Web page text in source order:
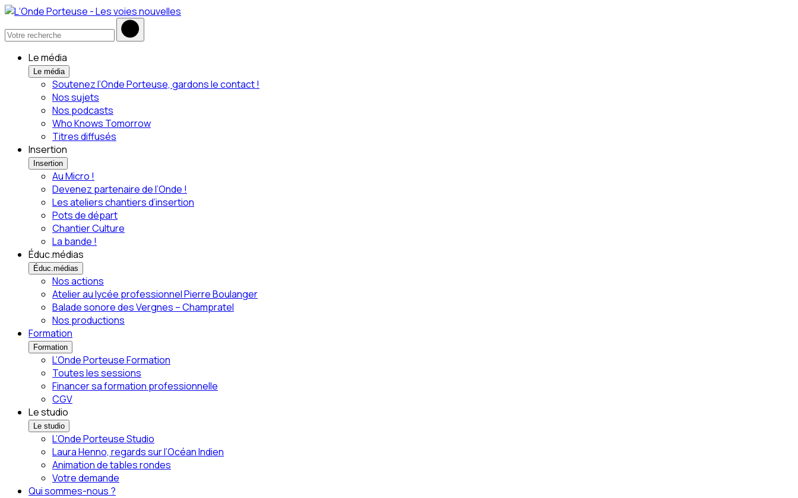
Le média
Le média
Soutenez l’Onde Porteuse, gardons le contact !
Nos sujets
Nos podcasts
Who Knows Tomorrow
Titres diffusés
Insertion
Insertion
Au Micro !
Devenez partenaire de l’Onde !
Les ateliers chantiers d’insertion
Pots de départ
Chantier Culture
La bande !
Éduc.médias
Éduc.médias
Nos actions
Atelier au lycée professionnel Pierre Boulanger
Balade sonore des Vergnes – Champratel
Nos productions
Formation
Formation
L’Onde Porteuse Formation
Toutes les sessions
Financer sa formation professionnelle
CGV
Le studio
Le studio
L’Onde Porteuse Studio
Laura Henno, regards sur l’Océan Indien
Animation de tables rondes
Votre demande
Qui sommes-nous ?